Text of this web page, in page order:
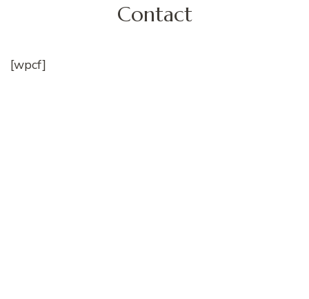
Contact
[wpcf]